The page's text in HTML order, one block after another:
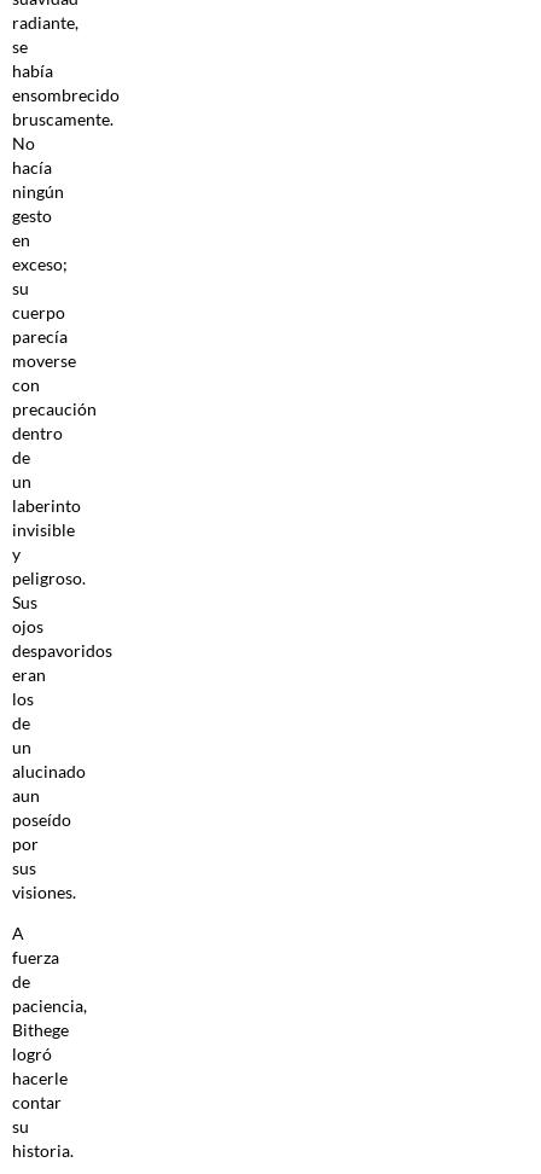
radiante,
se
había
ensombrecido
bruscamente.
No
hacía
ningún
gesto
en
exceso;
su
cuerpo
parecía
moverse
con
precaución
dentro
de
un
laberinto
invisible
y
peligroso.
Sus
ojos
despavoridos
eran
los
de
un
alucinado
aun
poseído
por
sus
visiones.
A
fuerza
de
paciencia,
Bithege
logró
hacerle
contar
su
historia.